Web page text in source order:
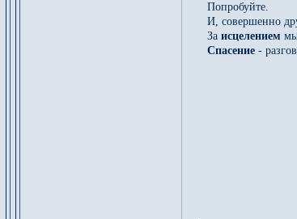
Попробуйте.
И, совершенно
За исцелением
Спасение -